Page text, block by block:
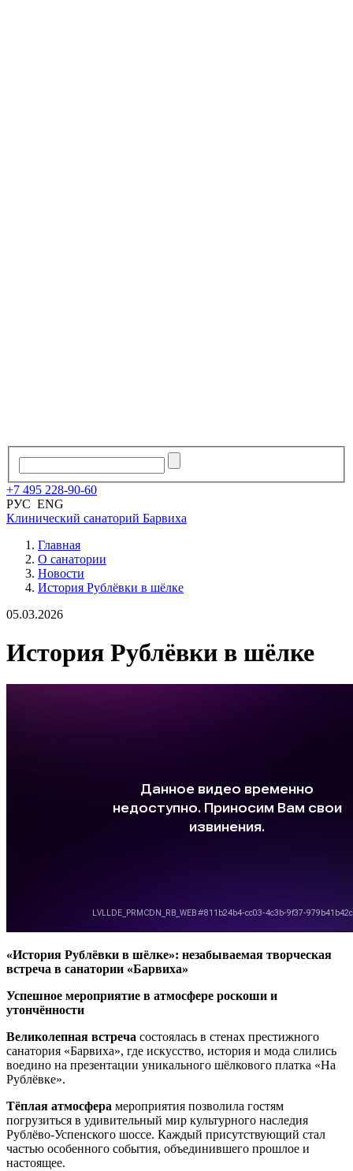
+7 495 228-90-60
РУС ENG
Клинический санаторий Барвиха
Главная
О санатории
Новости
История Рублёвки в шёлке
05.03.2026
История Рублёвки в шёлке
«История Рублёвки в шёлке»: незабываемая творческая
встреча в санатории «Барвиха»
Успешное мероприятие в атмосфере роскоши и
утончённости
Великолепная встреча состоялась в стенах престижного
санатория «Барвиха», где искусство, история и мода слились
воедино на презентации уникального шёлкового платка «На
Рублёвке».
Тёплая атмосфера мероприятия позволила гостям
погрузиться в удивительный мир культурного наследия
Рублёво-Успенского шоссе. Каждый присутствующий стал
частью особенного события, объединившего прошлое и
настоящее.